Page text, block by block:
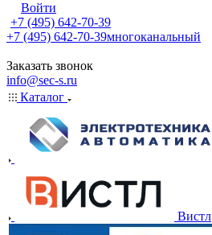
Войти
+7 (495) 642-70-39
+7 (495) 642-70-39многоканальный
Заказать звонок
info@sec-s.ru
Каталог
Вистл